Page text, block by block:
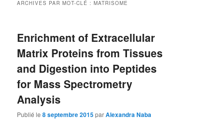
ARCHIVES PAR MOT-CLÉ :MATRISOME
Enrichment of Extracellular
Matrix Proteins from Tissues
and Digestion into Peptides
for Mass Spectrometry
Analysis
Publié le8 septembre 2015parAlexandra Naba